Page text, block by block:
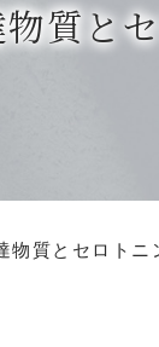
質と
物質とセロトニ